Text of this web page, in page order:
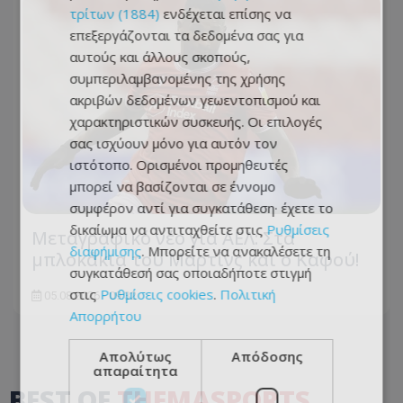
Μεταγραφικό νέο για ΑΕΛ: Στα
μπλοκάκια του Μαρτίνς και ο Καφού!
05.08.2026 - 09:32
τρίτων (1884) ενδέχεται επίσης να
επεξεργάζονται τα δεδομένα σας για
αυτούς και άλλους σκοπούς,
συμπεριλαμβανομένης της χρήσης
ακριβών δεδομένων γεωεντοπισμού και
χαρακτηριστικών συσκευής. Οι επιλογές
σας ισχύουν μόνο για αυτόν τον
ιστότοπο. Ορισμένοι προμηθευτές
μπορεί να βασίζονται σε έννομο
συμφέρον αντί για συγκατάθεση· έχετε το
δικαίωμα να αντιταχθείτε στις Ρυθμίσεις
διαφήμισης. Μπορείτε να ανακαλέσετε τη
συγκατάθεσή σας οποιαδήποτε στιγμή
στις Ρυθμίσεις cookies. Πολιτική
Απορρήτου
Απολύτως
απαραίτητα
Απόδοσης